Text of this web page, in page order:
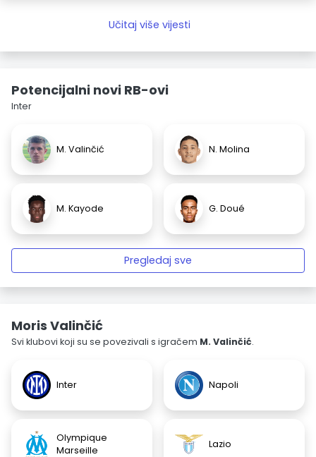
Učitaj više vijesti
Potencijalni novi RB-ovi
Inter
M. Valinčić N. Molina
M. Kayode G. Doué
Pregledaj sve
Moris Valinčić
Svi klubovi koji su se povezivali s igračem M. Valinčić.
Inter Napoli
Olympique
Marseille
Lazio